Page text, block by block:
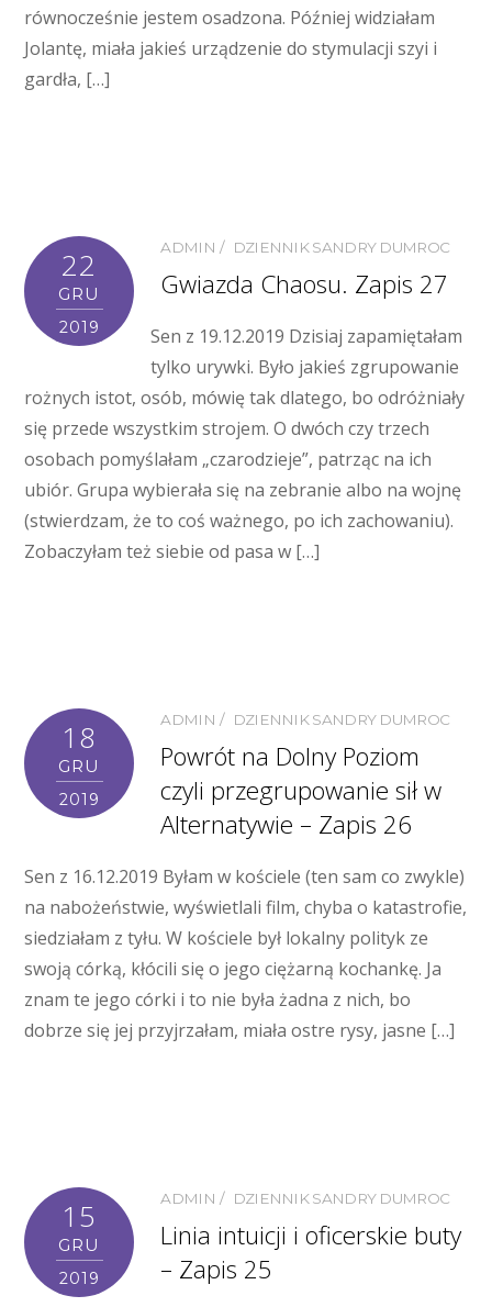
równocześnie jestem osadzona. Później widziałam
Jolantę, miała jakieś urządzenie do stymulacji szyi i
gardła, […]
22
GRU
2019
ADMIN DZIENNIK SANDRY DUMROC
Gwiazda Chaosu. Zapis 27
Sen z 19.12.2019 Dzisiaj zapamiętałam
tylko urywki. Było jakieś zgrupowanie
rożnych istot, osób, mówię tak dlatego, bo odróżniały
się przede wszystkim strojem. O dwóch czy trzech
osobach pomyślałam „czarodzieje”, patrząc na ich
ubiór. Grupa wybierała się na zebranie albo na wojnę
(stwierdzam, że to coś ważnego, po ich zachowaniu).
Zobaczyłam też siebie od pasa w […]
18
GRU
2019
ADMIN DZIENNIK SANDRY DUMROC
Powrót na Dolny Poziom
czyli przegrupowanie sił w
Alternatywie – Zapis 26
Sen z 16.12.2019 Byłam w kościele (ten sam co zwykle)
na nabożeństwie, wyświetlali film, chyba o katastrofie,
siedziałam z tyłu. W kościele był lokalny polityk ze
swoją córką, kłócili się o jego ciężarną kochankę. Ja
znam te jego córki i to nie była żadna z nich, bo
dobrze się jej przyjrzałam, miała ostre rysy, jasne […]
15
GRU
2019
ADMIN DZIENNIK SANDRY DUMROC
Linia intuicji i oficerskie buty
– Zapis 25